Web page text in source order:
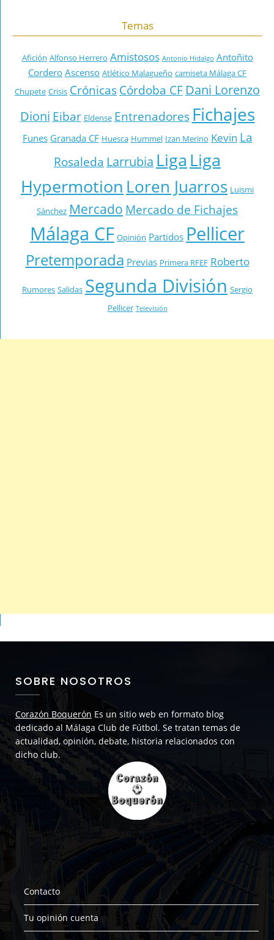
Temas
Afición Alfonso Herrero Amistosos Antonio Hidalgo Antoñito
CorderoAscenso Atlético Malagueño camiseta Málaga CF
Chupete Crisis Crónicas Córdoba CF Dani Lorenzo
Dioni Eibar Eldense Entrenadores Fichajes
Funes Granada CF Huesca Hummel Izan Merino Kevin La
Rosaleda Larrubia Liga Liga
Hypermotion Loren Juarros Luismi
Sánchez Mercado Mercado de Fichajes
Málaga CF Opinión Partidos Pellicer
Pretemporada Previas Primera RFEF Roberto
Rumores Salidas Segunda División Sergio
Pellicer Televisión
SOBRE NOSOTROS
Corazón Boquerón Es un sitio web en formato blog
dedicado al Málaga Club de Fútbol. Se tratan temas de
actualidad, opinión, debate, historia relacionados con
dicho club.
Contacto
Tu opinión cuenta